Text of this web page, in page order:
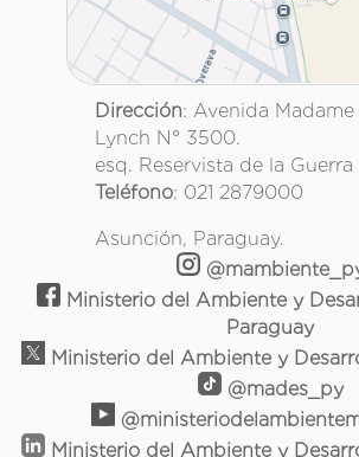
Dirección: Avenida Madame
Lynch N° 3500.
esq. Reservista de la
Teléfono: 021 2879000
Asunción, Paraguay.
Ministerio del Ambiente y
Paraguay
Ministerio del Ambiente y
@mades_py
Ministerio del Ambiente y